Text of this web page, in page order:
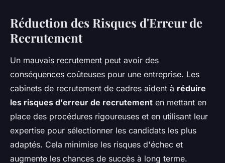
Réduction des Risques d'Erreur de
Recrutement
Un mauvais recrutement peut avoir des
conséquences coûteuses pour une entreprise. Les
cabinets de recrutement de cadres aident à réduire
les risques d'erreur de recrutement en mettant en
place des procédures rigoureuses et en utilisant leur
expertise pour sélectionner les candidats les plus
adaptés. Cela minimise les risques d'échec et
augmente les chances de succès à long terme.